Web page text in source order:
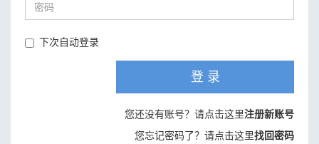
下次自动登录
登 录
您还没有账号？请点击这里注册新账号
您忘记密码了？请点击这里找回密码